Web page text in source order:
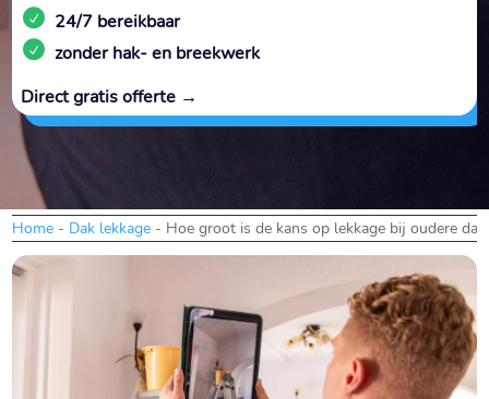
24/7 bereikbaar
zonder hak- en breekwerk
Direct gratis offerte →
Home - Dak lekkage - Hoe groot is de kans op lekkage bij oudere